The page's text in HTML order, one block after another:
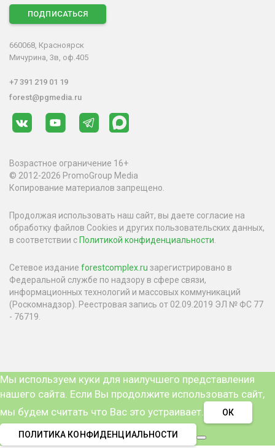
ПОДПИСАТЬСЯ
660068, Красноярск
Мичурина, 3в, оф.405
+7 391 219 01 19
forest@pgmedia.ru
Возрастное ограничение 16+
© 2012-2026 PromoGroup Media
Копирование материалов запрещено.
Продолжая использовать наш сайт, вы даете согласие на
обработку файлов Cookies и других пользовательских данных,
в соответствии с Политикой конфиденциальности
Сетевое издание forestcomplex.ru зарегистрировано в
Федеральной службе по надзору в сфере связи,
информационных технологий и массовых коммуникаций
(Роскомнадзор). Реестровая запись от 02.09.2019 ЭЛ № ФС 77
- 76719.
Мы используем куки для наилучшего представления
нашего сайта. Если Вы продолжите использовать сайт,
мы будем считать что Вас это устраивает.
ОК
ПОЛИТИКА КОНФИДЕНЦИАЛЬНОСТИ